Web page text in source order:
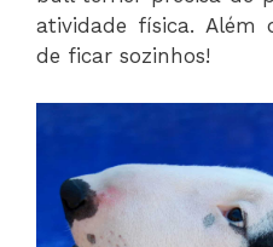
atividade física. Além
de ficar sozinhos!